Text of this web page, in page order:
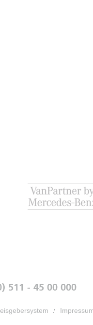
511 - 45 00 000